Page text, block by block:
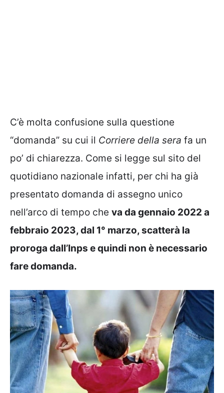
C’è molta confusione sulla questione
“domanda” su cui il Corriere della sera fa un
po’ di chiarezza. Come si legge sul sito del
quotidiano nazionale infatti, per chi ha già
presentato domanda di assegno unico
nell’arco di tempo che va da gennaio 2022 a
febbraio 2023, dal 1° marzo, scatterà la
proroga dall’Inps e quindi non è necessario
fare domanda.